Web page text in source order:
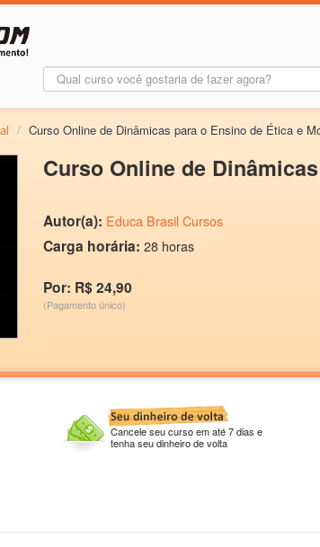
/ Curso Online de Dinâmicas para o Ensino de Ética e
Curso Online de
Autor(a): Educa Brasil Cursos
Carga horária: 28 horas
Por: R$ 24,90
(Pagamento único)
Cancele seu curso em até 7 dias e
tenha seu dinheiro de volta